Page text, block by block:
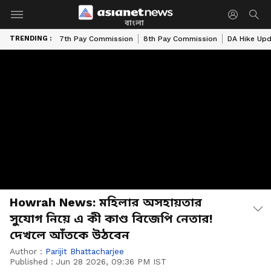
বাংলা
TRENDING : 7th Pay Commission 8th Pay Commission DA Hike
Howrah News: মহিলার অসহায়তার
সুযোগ নিয়ে এ কী কাণ্ড বিজেপি নেতার!
দেখলে আঁতকে উঠবেন
Author : Parijit Bhattacharjee
Published : Jun 28 2026, 09:36 PM IST